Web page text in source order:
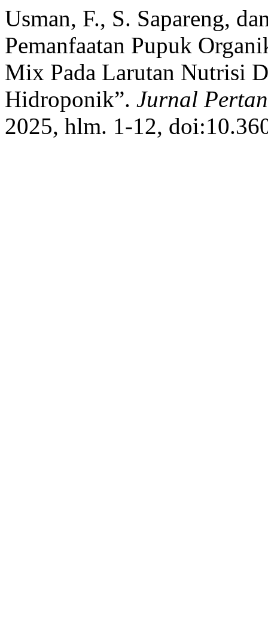
Usman, F., S. Sapareng,
Pemanfaatan Pupuk
Mix Pada Larutan Nutrisi
Hidroponik”. Jurnal
2025, hlm. 1-12,